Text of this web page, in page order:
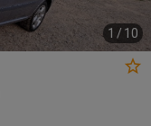
1 / 10